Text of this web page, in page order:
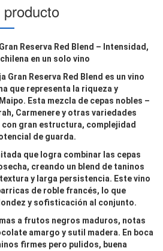
Reserva Red Blend – Intensidad,
en un solo vino
Gran Reserva Red Blend es un vino
que representa la riqueza y
. Esta mezcla de cepas nobles –
Carmenere y otras variedades
con gran estructura, complejidad
de guarda.
que logra combinar las cepas
creando un blend de taninos
y larga persistencia. Este vino
de roble francés, lo que
y sofisticación al conjunto.
a frutos negros maduros, notas
amargo y sutil madera. En boca
firmes pero pulidos, buena